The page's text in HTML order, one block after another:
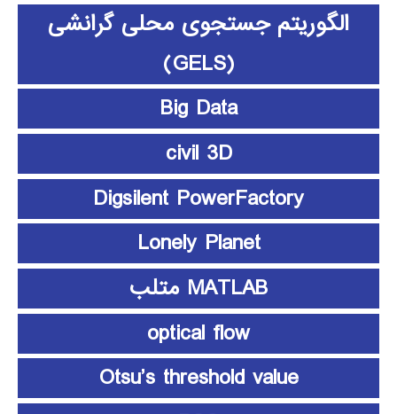
الگوریتم جستجوی محلی گرانشی
(GELS)
Big Data
civil 3D
Digsilent PowerFactory
Lonely Planet
MATLAB متلب
optical flow
Otsu’s threshold value